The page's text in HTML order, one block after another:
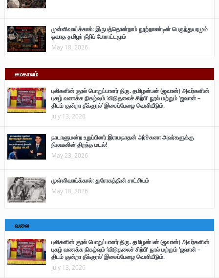
முள்ளிவாய்க்கால்: இருபத்தொன்றாம் நூற்றாண்டின் பெருந்துயரமும்
ஓயாத தமிழர் நீதிப் போராட்டமும்
May 18, 2026
சமகாலம்
புலிகளின் குரல் பொறுப்பாளர் திரு. தமிழன்பன் (ஜவான்) அவர்களின்
புகழ் வணக்க நிகழ்வும் ‘விடுதலைச் சிற்பி’ நூல் மற்றும் ‘ஜவான் –
திடம் குன்றா தீக்குரல்’ இசைப்பேழை வெளியீடும்.
July 13, 2026
நாடாளுமன்ற உறுப்பினர் இராமநாதன் அர்ச்சுனா அவர்களுக்கு
நிலவனின் திறந்த மடல்!
May 23, 2026
முள்ளிவாய்க்கால்: துரோகத்தின் சாட்சியம்
May 18, 2026
வலை
புலிகளின் குரல் பொறுப்பாளர் திரு. தமிழன்பன் (ஜவான்) அவர்களின்
புகழ் வணக்க நிகழ்வும் ‘விடுதலைச் சிற்பி’ நூல் மற்றும் ‘ஜவான் –
திடம் குன்றா தீக்குரல்’ இசைப்பேழை வெளியீடும்.
July 13, 2026